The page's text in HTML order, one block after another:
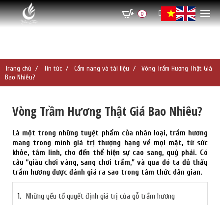
0
Trang chủ Tin tức Cẩm nang và tài liệu
Vòng Trầm Hương Thật Giá
Bao Nhiêu?
Vòng Trầm Hương Thật Giá Bao Nhiêu?
Là một trong những tuyệt phẩm của nhân loại, trầm hương
mang trong mình giá trị thượng hạng về mọi mặt, từ sức
khỏe, tâm linh, cho đến thể hiện sự cao sang, quý phái. Có
câu “giàu chơi vàng, sang chơi trầm,” và qua đó ta đủ thấy
trầm hương được đánh giá ra sao trong tâm thức dân gian.
Những yếu tố quyết định giá trị của gỗ trầm hương